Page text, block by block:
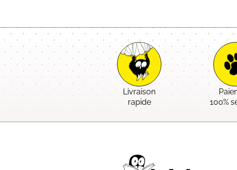
Livraison
rapide
100%